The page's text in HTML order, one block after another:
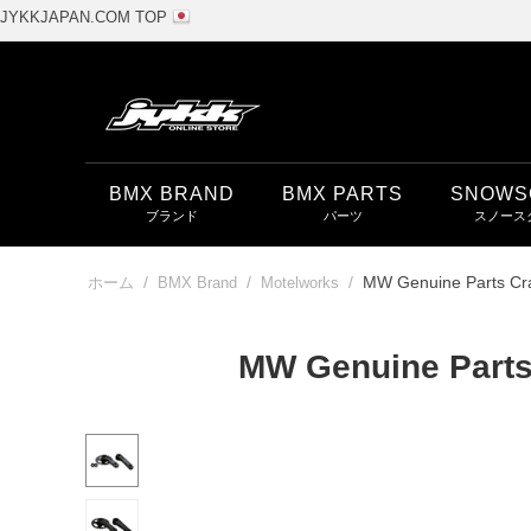
JYKKJAPAN.COM TOP
BMX BRAND BMX PARTS
ホーム / BMX Brand / Motelworks / MW Genuine Parts
MW Genuine